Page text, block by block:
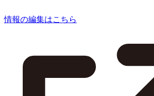
情報の編集はこちら